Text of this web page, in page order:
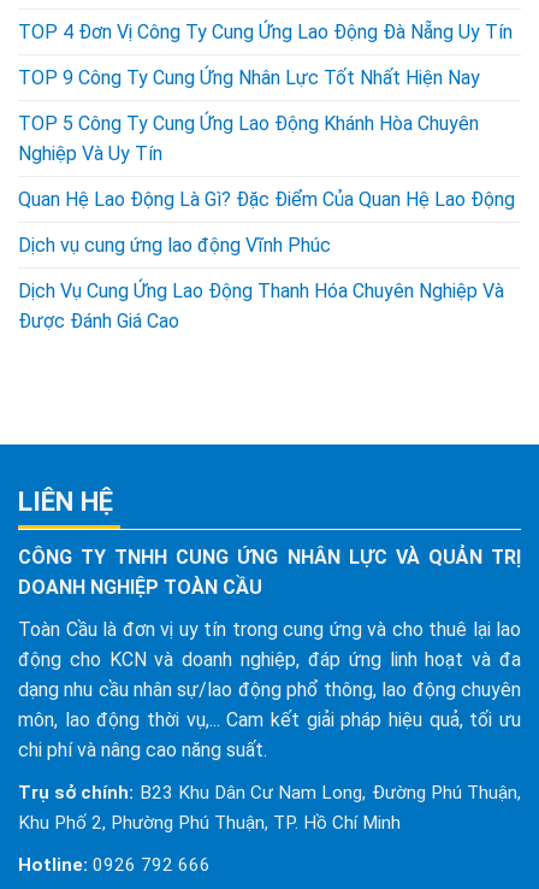
TOP 4 Đơn Vị Công Ty Cung Ứng Lao Động Đà Nẵng Uy Tín
TOP 9 Công Ty Cung Ứng Nhân Lực Tốt Nhất Hiện Nay
TOP 5 Công Ty Cung Ứng Lao Động Khánh Hòa Chuyên
Nghiệp Và Uy Tín
Quan Hệ Lao Động Là Gì? Đặc Điểm Của Quan Hệ Lao Động
Dịch vụ cung ứng lao động Vĩnh Phúc
Dịch Vụ Cung Ứng Lao Động Thanh Hóa Chuyên Nghiệp Và
Được Đánh Giá Cao
LIÊN HỆ
CÔNG TY TNHH CUNG ỨNG NHÂN LỰC VÀ QUẢN TRỊ
DOANH NGHIỆP TOÀN CẦU
Toàn Cầu là đơn vị uy tín trong cung ứng và cho thuê lại lao
động cho KCN và doanh nghiệp, đáp ứng linh hoạt và đa
dạng nhu cầu nhân sự/lao động phổ thông, lao động chuyên
môn, lao động thời vụ,... Cam kết giải pháp hiệu quả, tối ưu
chi phí và nâng cao năng suất.
Trụ sở chính: B23 Khu Dân Cư Nam Long, Đường Phú Thuận,
Khu Phố 2, Phường Phú Thuận, TP. Hồ Chí Minh
Hotline: 0926 792 666